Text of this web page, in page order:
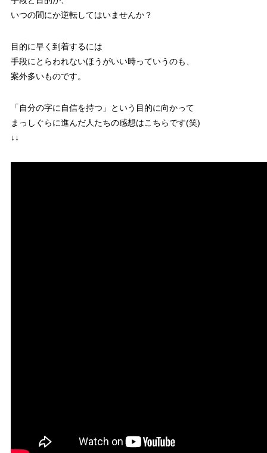
いつの間にか逆転してはいませんか？
目的に早く到着するには
手段にとらわれないほうがいい時っていうのも、
案外多いものです。
「自分の字に自信を持つ」という目的に向かって
まっしぐらに進んだ人たちの感想はこちらです(笑)
↓↓